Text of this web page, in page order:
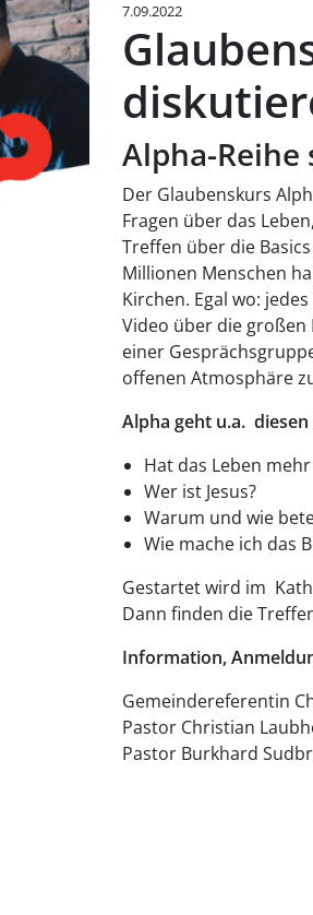
7.09.2022
Alpha-
Der Glaubenskurs
Fragen über das
Treffen über die
Millionen Menschen
Kirchen. Egal wo:
Video über die großen
einer
offenen Atmosphäre
Alpha geht u.a.
Hat das Leben
Wer ist Jesus?
Warum und wie
Wie mache ich das
Gestartet wird im
Dann finden die
Information,
Gemeindereferentin
Pastor Christian
Pastor Burkhard